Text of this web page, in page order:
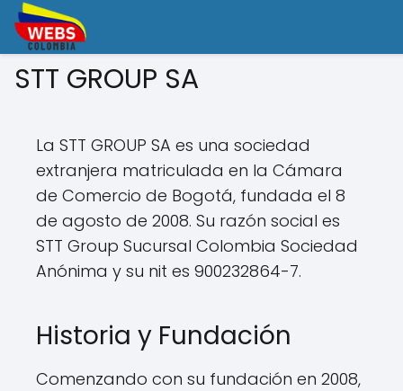
STT GROUP SA
La STT GROUP SA es una sociedad
extranjera matriculada en la Cámara
de Comercio de Bogotá, fundada el 8
de agosto de 2008. Su razón social es
STT Group Sucursal Colombia Sociedad
Anónima y su nit es 900232864-7.
Historia y Fundación
Comenzando con su fundación en 2008,